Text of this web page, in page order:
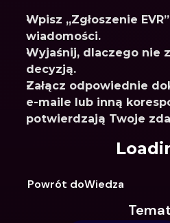
Wpisz „Zgłoszenie
wiadomości.
Wyjaśnij, dlaczego nie
decyzją.
Załącz odpowiednie
e-maile lub inną
potwierdzają Twoje
Powrót doWiedza